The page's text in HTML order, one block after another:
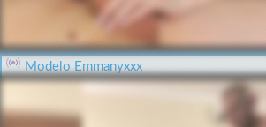
Modelo Emmanyxxx